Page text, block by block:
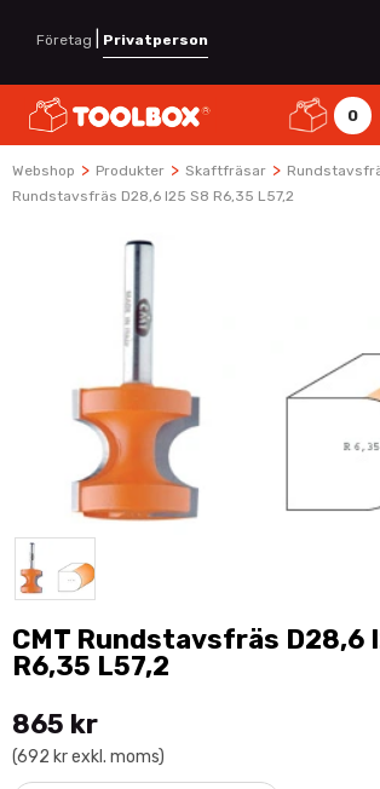
Företag Privatperson
0
Webshop > Produkter > Skaftfräsar >
Rundstavsfräs D28,6 I25 S8 R6,35 L57,2
CMT Rundstavsfräs D28,6
R6,35 L57,2
865 kr
(692 kr exkl. moms)